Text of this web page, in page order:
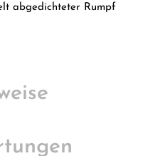
abgedichteter Rumpf